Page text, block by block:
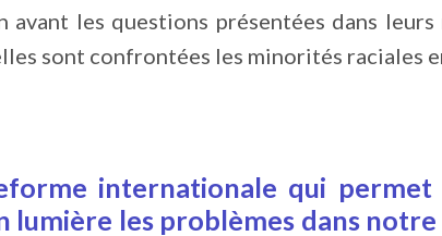
avant les questions présentées dans
sont confrontées les minorités raciales
internationale qui
lumière les problèmes dans